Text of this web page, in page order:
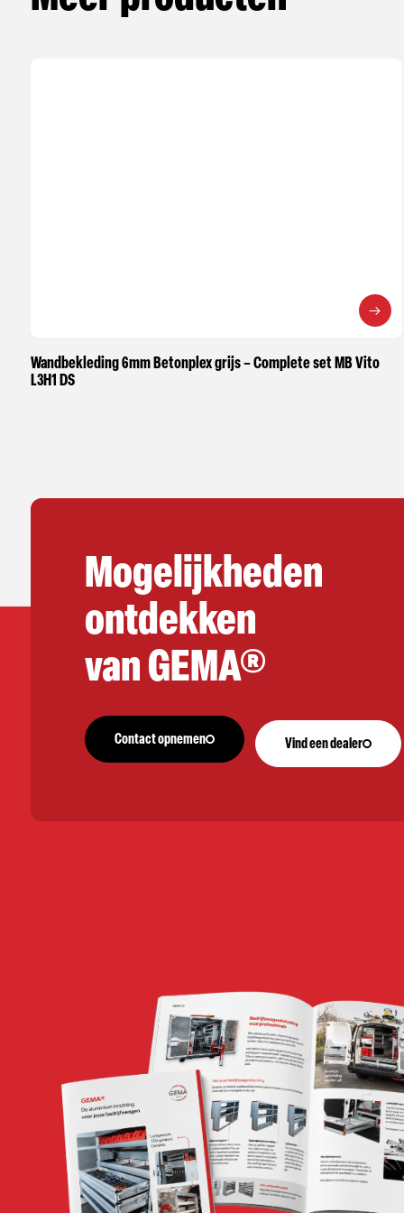
Wandbekleding 6mm Betonplex grijs – Complete set MB Vito
L3H1 DS
Mogelijkheden
ontdekken
van GEMA®
Contact opnemen Vind een dealer